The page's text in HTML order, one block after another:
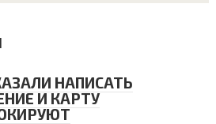
НАПИСАТЬ
И КАРТУ